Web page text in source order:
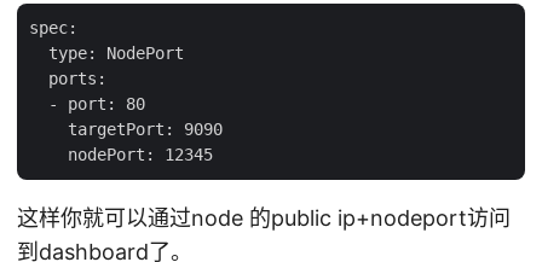
spec:
  type: NodePort
  ports:
  - port: 80
    targetPort: 9090
这样你就可以通过node 的public ip+nodeport访问
到dashboard了。